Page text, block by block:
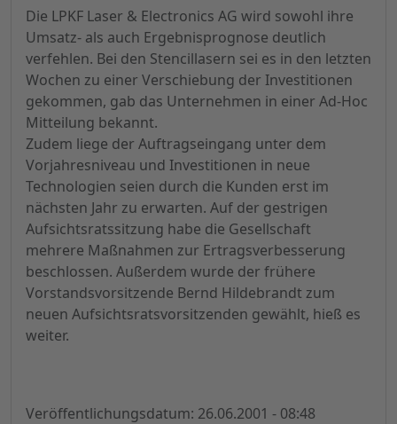
Die LPKF Laser & Electronics AG wird sowohl ihre
Umsatz- als auch Ergebnisprognose deutlich
verfehlen. Bei den Stencillasern sei es in den letzten
Wochen zu einer Verschiebung der Investitionen
gekommen, gab das Unternehmen in einer Ad-Hoc
Mitteilung bekannt.
Zudem liege der Auftragseingang unter dem
Vorjahresniveau und Investitionen in neue
Technologien seien durch die Kunden erst im
nächsten Jahr zu erwarten. Auf der gestrigen
Aufsichtsratssitzung habe die Gesellschaft
mehrere Maßnahmen zur Ertragsverbesserung
beschlossen. Außerdem wurde der frühere
Vorstandsvorsitzende Bernd Hildebrandt zum
neuen Aufsichtsratsvorsitzenden gewählt, hieß es
weiter.
Veröffentlichungsdatum: 26.06.2001 - 08:48